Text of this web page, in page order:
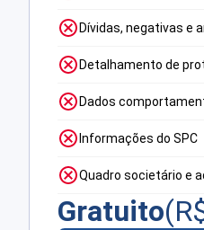
Dívidas, negativas e
Detalhamento de
Dados
Informações do SPC
Quadro societário e
Gratuito